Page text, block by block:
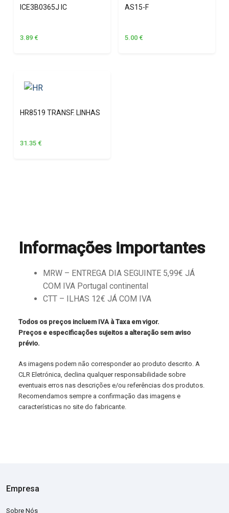
ICE3B0365J IC
3.89 €
AS15-F
5.00 €
HR8519 TRANSF. LINHAS
31.35 €
Informações importantes
MRW – ENTREGA DIA SEGUINTE 5,99€ JÁ
COM IVA Portugal continental
CTT – ILHAS 12€ JÁ COM IVA
Todos os preços incluem IVA à Taxa em vigor.
Preços e especificações sujeitos a alteração sem aviso
prévio.
As imagens podem não corresponder ao produto descrito. A
CLR Eletrónica, declina qualquer responsabilidade sobre
eventuais erros nas descrições e/ou referências dos produtos.
Recomendamos sempre a confirmação das imagens e
características no site do fabricante.
Empresa
Sobre Nós